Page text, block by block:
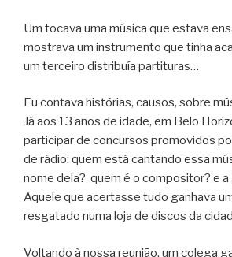
Um tocava uma música que estava
mostrava um instrumento que tinha
um terceiro distribuía partituras…
Eu contava histórias, causos, sobre
Já aos 13 anos de idade, em Belo
participar de concursos promovidos
de rádio: quem está cantando essa
nome dela? quem é o compositor? e a
Aquele que acertasse tudo ganhava
resgatado numa loja de discos da
Voltando à nossa reunião, um colega